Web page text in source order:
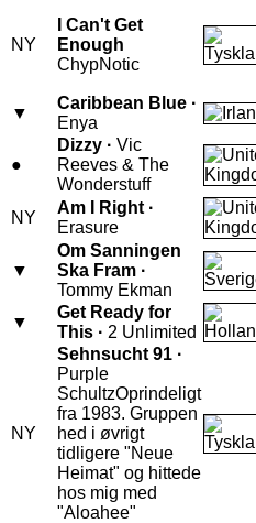
NY
I Can't Get
Enough
ChypNotic
▼
Caribbean Blue ·
Enya
●
Dizzy · Vic
Reeves & The
Wonderstuff
NY
Am I Right ·
Erasure
▼
Om Sanningen
Ska Fram ·
Tommy Ekman
▼
Get Ready for
This · 2 Unlimited
NY
Sehnsucht 91 ·
Purple
SchultzOprindeligt
fra 1983. Gruppen
hed i øvrigt
tidligere "Neue
Heimat" og hittede
hos mig med
"Aloahee"